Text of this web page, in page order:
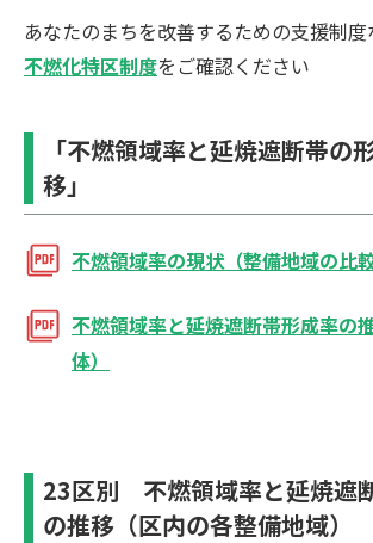
あなたのまちを改善するための支援制
不燃化特区制度をご確認ください
「不燃領域率と延焼遮断帯の
移」
不燃領域率の現状（整備地域の⽐較
不燃領域率と延焼遮断帯形成率の
体）
23区別 不燃領域率と延焼遮
の推移（区内の各整備地域）